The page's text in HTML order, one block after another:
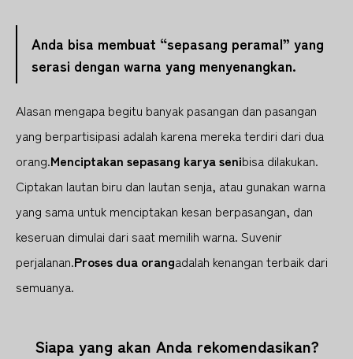
Anda bisa membuat “sepasang peramal” yang
serasi dengan warna yang menyenangkan.
Alasan mengapa begitu banyak pasangan dan pasangan
yang berpartisipasi adalah karena mereka terdiri dari dua
orang.Menciptakan sepasang karya senibisa dilakukan.
Ciptakan lautan biru dan lautan senja, atau gunakan warna
yang sama untuk menciptakan kesan berpasangan, dan
keseruan dimulai dari saat memilih warna. Suvenir
perjalanan.Proses dua orangadalah kenangan terbaik dari
semuanya.
Siapa yang akan Anda rekomendasikan?